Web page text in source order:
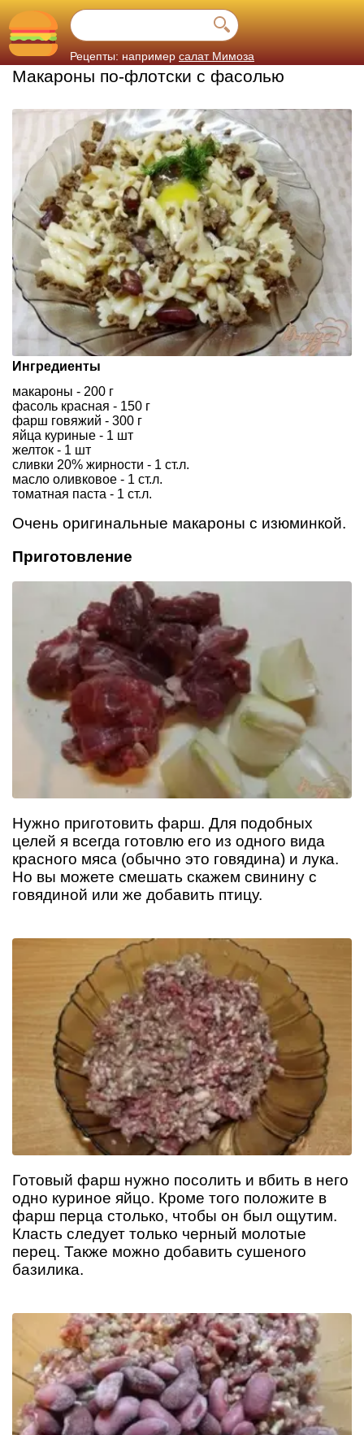
Рецепты: например салат Мимоза
Макароны по-флотски с фасолью
Ингредиенты
макароны - 200 г
фасоль красная - 150 г
фарш говяжий - 300 г
яйца куриные - 1 шт
желток - 1 шт
сливки 20% жирности - 1 ст.л.
масло оливковое - 1 ст.л.
томатная паста - 1 ст.л.
Очень оригинальные макароны с изюминкой.
Приготовление
Нужно приготовить фарш. Для подобных
целей я всегда готовлю его из одного вида
красного мяса (обычно это говядина) и лука.
Но вы можете смешать скажем свинину с
говядиной или же добавить птицу.
Готовый фарш нужно посолить и вбить в него
одно куриное яйцо. Кроме того положите в
фарш перца столько, чтобы он был ощутим.
Класть следует только черный молотые
перец. Также можно добавить сушеного
базилика.